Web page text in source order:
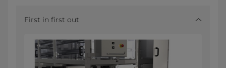
First in first out